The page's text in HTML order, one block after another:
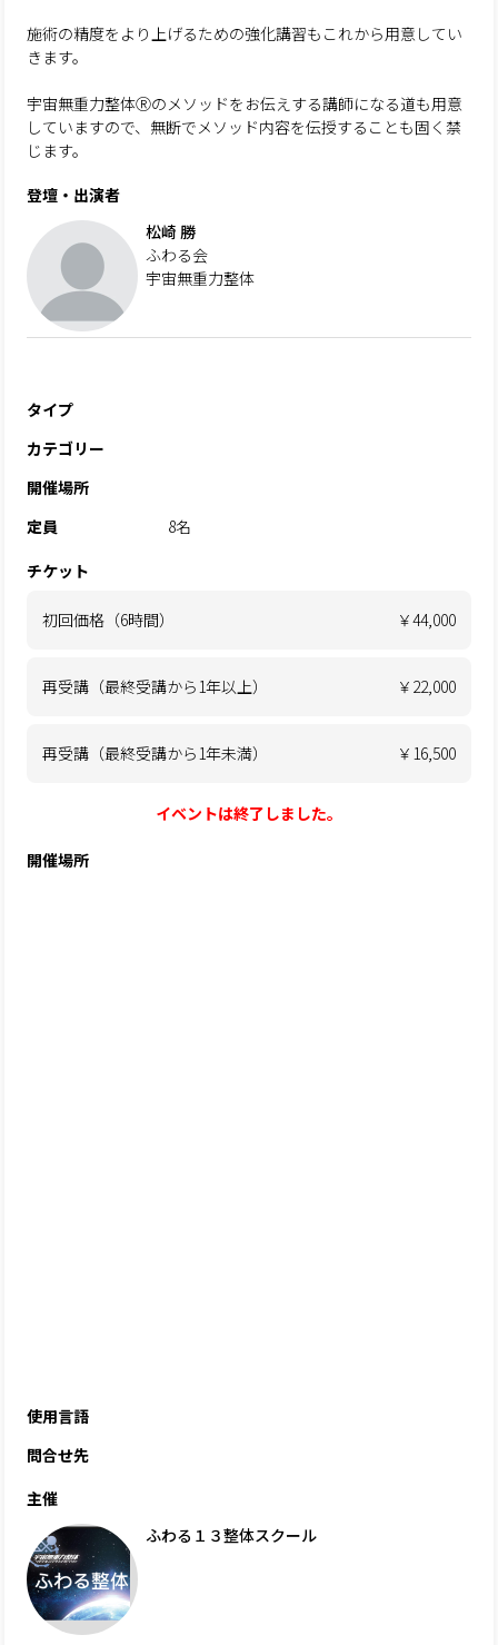
施術の精度をより上げるための強化講習もこれから用意してい
きます。
宇宙無重力整体Ⓡのメソッドをお伝えする講師になる道も用意
していますので、無断でメソッド内容を伝授することも固く禁
じます。
登壇・出演者
松崎 勝
ふわる会
宇宙無重力整体
タイプ
カテゴリー
開催場所
定員
8名
チケット
初回価格（6時間） ￥44,000
再受講（最終受講から1年以上） ￥22,000
再受講（最終受講から1年未満） ￥16,500
イベントは終了しました。
開催場所
使用言語
問合せ先
主催
ふわる１３整体スクール